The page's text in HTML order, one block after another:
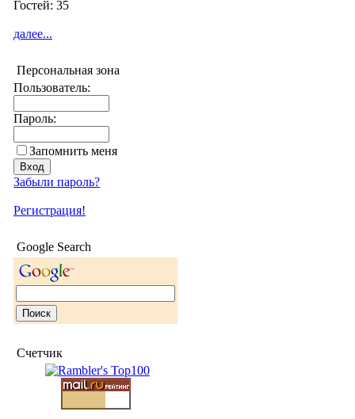
Гостей: 35
далее...
Персональная зона
Пользователь:
Пароль:
Запомнить меня
Забыли пароль?
Регистрация!
Google Search
Счетчик